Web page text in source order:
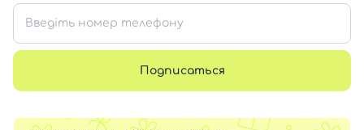
Подписаться